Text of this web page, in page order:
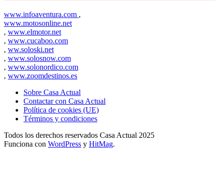
www.infoaventura.com ,
www.motosonline.net
, www.elmotor.net
, www.cucaboo.com
, ww.soloski.net
, www.solosnow.com
, www.solonordico.com
, www.zoomdestinos.es
Sobre Casa Actual
Contactar con Casa Actual
Política de cookies (UE)
Términos y condiciones
Todos los derechos reservados Casa Actual 2025
Funciona con WordPress y HitMag.